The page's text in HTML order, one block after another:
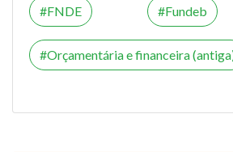
FNDE Fundeb
Orçamentária e financeira